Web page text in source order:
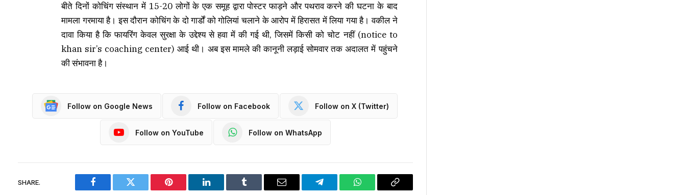
बीते दिनों कोचिंग संस्थान में 15-20 लोगों के एक समूह द्वारा पोस्टर फाड़ने और पथराव करने की घटना के बाद
मामला गरमाया है। इस दौरान कोचिंग के दो गार्डों को गोलियां चलाने के आरोप में हिरासत में लिया गया है। वकील ने
दावा किया है कि फायरिंग केवल सुरक्षा के उद्देश्य से हवा में की गई थी, जिसमें किसी को चोट नहीं (notice to
khan sir’s coaching center) आई थी। अब इस मामले की कानूनी लड़ाई सोमवार तक अदालत में पहुंचने
की संभावना है।
Follow on Google News Follow on Facebook Follow on X (Twitter)
Follow on YouTube Follow on WhatsApp
SHARE.
Facebook Twitter Pinterest LinkedIn Tumblr Email Telegram WhatsAppCopy